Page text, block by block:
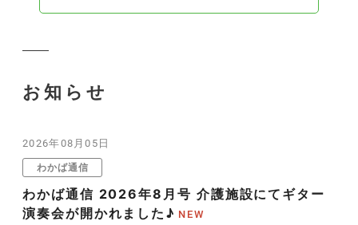
お知らせ
2026年08月05日
わかば通信
わかば通信 2026年8月号 介護施設にてギター
演奏会が開かれました♪